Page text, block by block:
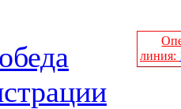
линия: